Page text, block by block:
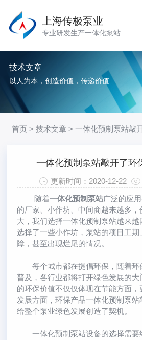
上海传极泵业
专业研发生产一体化泵站
技术文章
以人为本，创造价值，传递价值
首页 >技术文章 > 一体化预制泵站敲
一体化预制泵站敲开了环
更新时间：2020-12-22
随着一体化预制泵站广泛的应
的厂家、小作坊、中间商越来越多
大，我们选择一体化预制泵站越来越
选择了一些小作坊，泵站的项目工
障，甚至出现烂尾的情况。
每个城市都在提倡环保，随着环
普及，各行业都将打开绿色发展的
的环保价值不仅仅体现在节能方面
发展方面，环保产品一体化预制泵站
给整个泵业绿色发展创造了契机。
一体化预制泵站设备的选择需要